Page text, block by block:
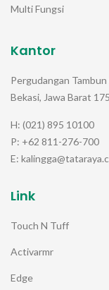
Multi Fungsi
Kantor
Pergudangan
Bekasi, Jawa Barat
H: (021) 895 10100
P: +62 811-276-700
E:
Link
Touch N Tuff
Activarmr
Edge